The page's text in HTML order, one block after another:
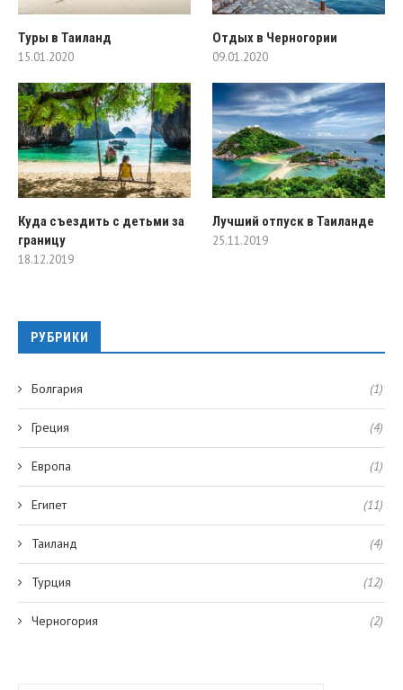
Туры в Таиланд
15.01.2020
Отдых в Черногории
09.01.2020
Куда съездить с детьми за
границу
18.12.2019
Лучший отпуск в Таиланде
25.11.2019
РУБРИКИ
Болгария (1)
Греция (4)
Европа (1)
Египет (11)
Таиланд (4)
Турция (12)
Черногория (2)